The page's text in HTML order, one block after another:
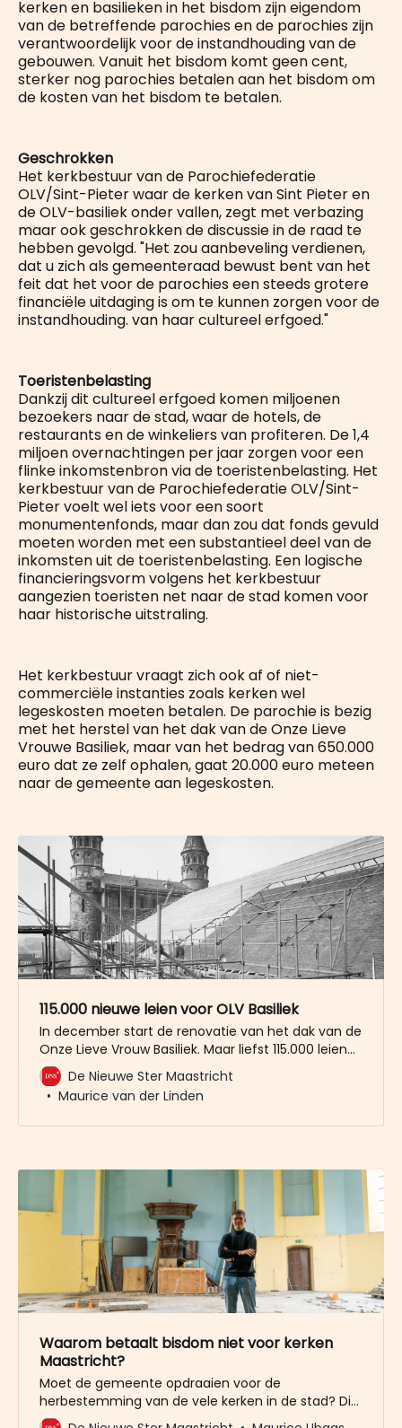
kerken en basilieken in het bisdom zijn eigendom
van de betreffende parochies en de parochies zijn
verantwoordelijk voor de instandhouding van de
gebouwen. Vanuit het bisdom komt geen cent,
sterker nog parochies betalen aan het bisdom om
de kosten van het bisdom te betalen.
Geschrokken
Het kerkbestuur van de Parochiefederatie
OLV/Sint-Pieter waar de kerken van Sint Pieter en
de OLV-basiliek onder vallen, zegt met verbazing
maar ook geschrokken de discussie in de raad te
hebben gevolgd. "Het zou aanbeveling verdienen,
dat u zich als gemeenteraad bewust bent van het
feit dat het voor de parochies een steeds grotere
financiële uitdaging is om te kunnen zorgen voor de
instandhouding. van haar cultureel erfgoed."
Toeristenbelasting
Dankzij dit cultureel erfgoed komen miljoenen
bezoekers naar de stad, waar de hotels, de
restaurants en de winkeliers van profiteren. De 1,4
miljoen overnachtingen per jaar zorgen voor een
flinke inkomstenbron via de toeristenbelasting. Het
kerkbestuur van de Parochiefederatie OLV/Sint-
Pieter voelt wel iets voor een soort
monumentenfonds, maar dan zou dat fonds gevuld
moeten worden met een substantieel deel van de
inkomsten uit de toeristenbelasting. Een logische
financieringsvorm volgens het kerkbestuur
aangezien toeristen net naar de stad komen voor
haar historische uitstraling.
Het kerkbestuur vraagt zich ook af of niet-
commerciële instanties zoals kerken wel
legeskosten moeten betalen. De parochie is bezig
met het herstel van het dak van de Onze Lieve
Vrouwe Basiliek, maar van het bedrag van 650.000
euro dat ze zelf ophalen, gaat 20.000 euro meteen
naar de gemeente aan legeskosten.
115.000 nieuwe leien voor OLV Basiliek
In december start de renovatie van het dak van de
Onze Lieve Vrouw Basiliek. Maar liefst 115.000 leien
worden de komende jaren vervangen. De huidige
Franse leien liggen al 65 jaar op het dak. Van een
afstand zien ze er nog prima uit, maar na
De Nieuwe Ster Maastricht
Maurice van der Linden
Waarom betaalt bisdom niet voor kerken
Maastricht?
Moet de gemeente opdraaien voor de
herbestemming van de vele kerken in de stad? Die
vraag is door meerdere partijen in de